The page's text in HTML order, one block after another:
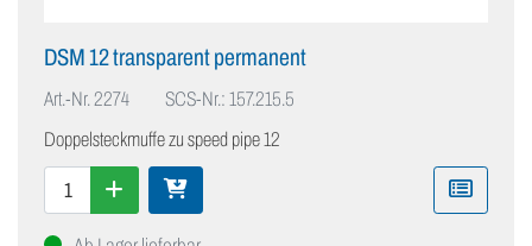
DSM 12 transparent permanent
Art.-Nr.2274
SCS-Nr.: 157.215.5
Doppelsteckmuffe zu speed pipe 12